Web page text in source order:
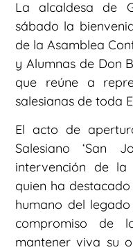
La alcaldesa de
sábado la
de la Asamblea
y Alumnas de Don
que reúne a
salesianas de toda
El acto de
Salesiano ‘San
intervención de la
quien ha
humano del
compromiso de
mantener viva su